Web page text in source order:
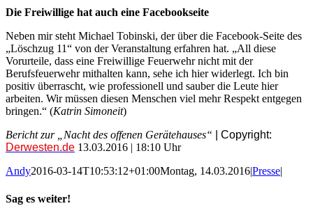
Die Freiwillige hat auch eine Facebookseite
Neben mir steht Michael Tobinski, der über die Facebook-Seite des
„Löschzug 11“ von der Veranstaltung erfahren hat. „All diese
Vorurteile, dass eine Freiwillige Feuerwehr nicht mit der
Berufsfeuerwehr mithalten kann, sehe ich hier widerlegt. Ich bin
positiv überrascht, wie professionell und sauber die Leute hier
arbeiten. Wir müssen diesen Menschen viel mehr Respekt entgegen
bringen.“ (Katrin Simoneit)
Bericht zur „Nacht des offenen Gerätehauses“ | Copyright:
Derwesten.de 13.03.2016 | 18:10 Uhr
Andy2016-03-14T10:53:12+01:00Montag, 14.03.2016|Presse|
Sag es weiter!